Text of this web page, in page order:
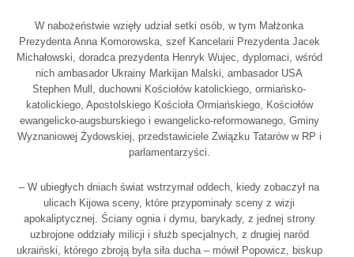
W nabożeństwie wzięły udział setki osób, w tym Małżonka
Prezydenta Anna Komorowska, szef Kancelarii Prezydenta Jacek
Michałowski, doradca prezydenta Henryk Wujec, dyplomaci, wśród
nich ambasador Ukrainy Markijan Malski, ambasador USA
Stephen Mull, duchowni Kościołów katolickiego, ormiańsko-
katolickiego, Apostolskiego Kościoła Ormiańskiego, Kościołów
ewangelicko-augsburskiego i ewangelicko-reformowanego, Gminy
Wyznaniowej Żydowskiej, przedstawiciele Związku Tatarów w RP i
parlamentarzyści.
– W ubiegłych dniach świat wstrzymał oddech, kiedy zobaczył na
ulicach Kijowa sceny, które przypominały sceny z wizji
apokaliptycznej. Ściany ognia i dymu, barykady, z jednej strony
uzbrojone oddziały milicji i służb specjalnych, z drugiej naród
ukraiński, którego zbroją była siła ducha – mówił Popowicz, biskup